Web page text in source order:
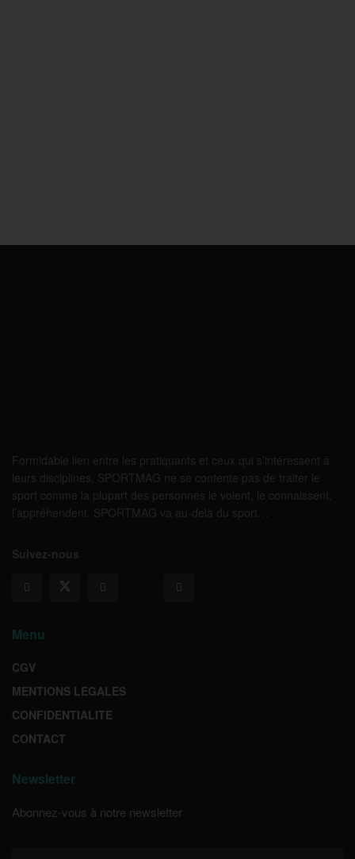
Formidable lien entre les pratiquants et ceux qui s’intéressent à
leurs disciplines, SPORTMAG ne se contente pas de traiter le
sport comme la plupart des personnes le voient, le connaissent,
l’appréhendent. SPORTMAG va au-delà du sport…
Suivez-nous
Menu
CGV
MENTIONS LEGALES
CONFIDENTIALITE
CONTACT
Newsletter
Abonnez-vous à notre newsletter